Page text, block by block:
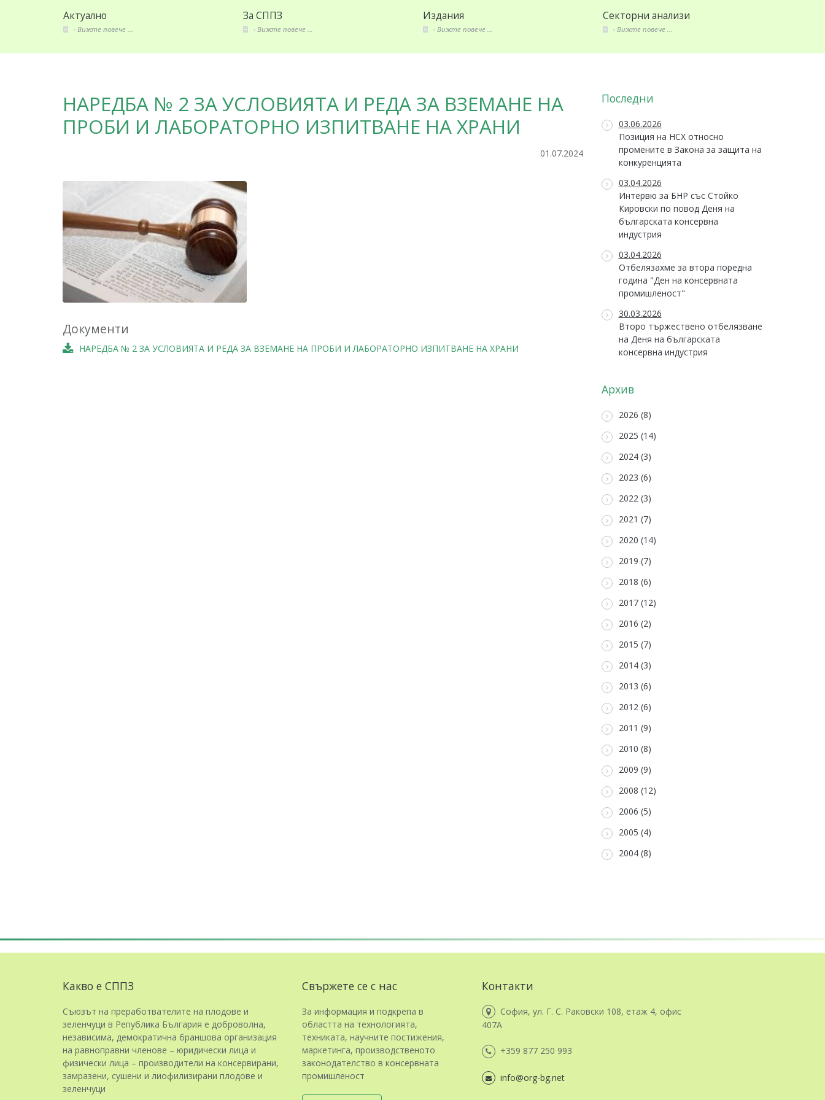
За СППЗ
Вижте повече ...
Издания
Вижте повече ...
Секторни анализи
Вижте повече ...
Стандарти и закони
Вижте повече ...
НАРЕДБА № 2 ЗА УСЛОВИЯТА И РЕДА ЗА ВЗЕМАНЕ НА
ПРОБИ И ЛАБОРАТОРНО ИЗПИТВАНЕ НА ХРАНИ
01.07.2024
Документи
НАРЕДБА № 2 ЗА УСЛОВИЯТА И РЕДА ЗА ВЗЕМАНЕ НА ПРОБИ И ЛАБОРАТОРНО ИЗПИТВАНЕ НА ХРАНИ
Последни
03.06.2026
Позиция на НСХ относно
промените в Закона за защита на
конкуренцията
03.04.2026
Интервю за БНР със Стойко
Кировски по повод Деня на
българската консервна
индустрия
03.04.2026
Отбелязахме за втора поредна
година "Ден на консервната
промишленост"
30.03.2026
Второ тържествено отбелязване
на Деня на българската
консервна индустрия
Архив
2026 (8)
2025 (14)
2024 (3)
2023 (6)
2022 (3)
2021 (7)
2020 (14)
2019 (7)
2018 (6)
2017 (12)
2016 (2)
2015 (7)
2014 (3)
2013 (6)
2012 (6)
2011 (9)
2010 (8)
2009 (9)
2008 (12)
2006 (5)
2005 (4)
2004 (8)
Какво е СППЗ
Съюзът на преработвателите на плодове и
зеленчуци в Република България е доброволна,
независима, демократична браншова организация
на равноправни членове – юридически лица и
физически лица – производители на консервирани,
замразени, сушени и лиофилизирани плодове и
зеленчуци
Свържете се с нас
За информация и подкрепа в
областта на технологията,
техниката, научните постижения,
маркетинга, производственото
законодателство в консервната
промишленост
Контакти
София, ул. Г. С. Раковски 108, етаж 4, офис
407А
+359 877 250 993
info@org-bg.net